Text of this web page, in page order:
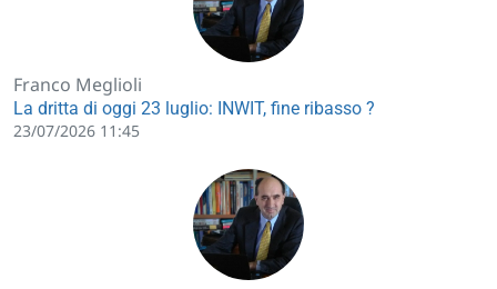
Franco Meglioli
La dritta di oggi 23 luglio: INWIT, fine ribasso ?
23/07/2026 11:45